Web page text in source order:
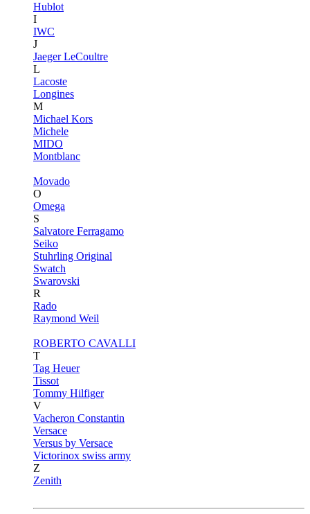
Hublot
I
IWC
J
Jaeger LeCoultre
L
Lacoste
Longines
M
Michael Kors
Michele
MIDO
Montblanc
Movado
O
Omega
S
Salvatore Ferragamo
Seiko
Stuhrling Original
Swatch
Swarovski
R
Rado
Raymond Weil
ROBERTO CAVALLI
T
Tag Heuer
Tissot
Tommy Hilfiger
V
Vacheron Constantin
Versace
Versus by Versace
Victorinox swiss army
Z
Zenith